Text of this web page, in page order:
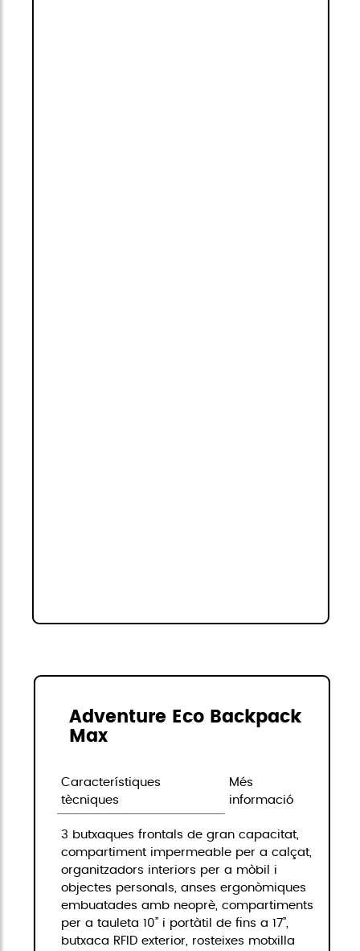
Adventure Eco Backpack
Max
Característiques
tècniques
Més
informació
3 butxaques frontals de gran capacitat,
compartiment impermeable per a calçat,
organitzadors interiors per a mòbil i
objectes personals, anses ergonòmiques
embuatades amb neoprè, compartiments
per a tauleta 10” i portàtil de fins a 17”,
butxaca RFID exterior, rosteixes motxilla